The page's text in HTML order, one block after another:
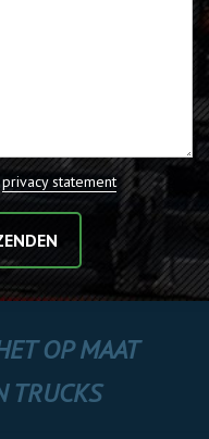
privacy statement
OP MAAT
TRUCKS